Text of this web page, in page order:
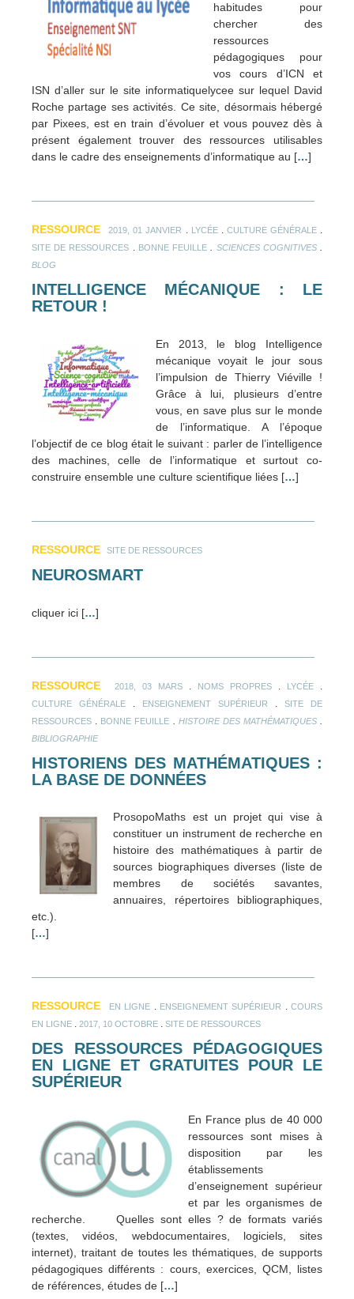
habitudes pour
chercher des
ressources
pédagogiques pour
vos cours d’ICN et
ISN d’aller sur le site informatiquelycee sur lequel David
Roche partage ses activités. Ce site, désormais hébergé
par Pixees, est en train d’évoluer et vous pouvez dès à
présent également trouver des ressources utilisables
dans le cadre des enseignements d’informatique au […]
RESSOURCE 2019, 01 JANVIER LYCÉE. CULTURE GÉNÉRALE.
SITE DE RESSOURCES BONNE FEUILLE SCIENCES COGNITIVES.
BLOG
INTELLIGENCE MÉCANIQUE : LE
RETOUR !
En 2013, le blog Intelligence
mécanique voyait le jour sous
l’impulsion de Thierry Viéville !
Grâce à lui, plusieurs d’entre
vous, en save plus sur le monde
de l’informatique. A l’époque
l’objectif de ce blog était le suivant : parler de l’intelligence
des machines, celle de l’informatique et surtout co-
construire ensemble une culture scientifique liées […]
RESSOURCE SITE DE RESSOURCES
NEUROSMART
cliquer ici […]
RESSOURCE 2018, 03 MARS NOMS PROPRES LYCÉE
CULTURE GÉNÉRALE ENSEIGNEMENT SUPÉRIEUR
SITE DE
RESSOURCES
BONNE FEUILLE HISTOIRE DES MATHÉMATIQUES.
BIBLIOGRAPHIE
HISTORIENS DES MATHÉMATIQUES :
LA BASE DE DONNÉES
ProsopoMaths est un projet qui vise à
constituer un instrument de recherche en
histoire des mathématiques à partir de
sources biographiques diverses (liste de
membres de sociétés savantes,
annuaires, répertoires bibliographiques,
etc.).
[…]
RESSOURCE EN LIGNE ENSEIGNEMENT SUPÉRIEUR
COURS
EN LIGNE
2017, 10 OCTOBRE SITE DE RESSOURCES
DES RESSOURCES PÉDAGOGIQUES
EN LIGNE ET GRATUITES POUR LE
SUPÉRIEUR
En France plus de 40 000
ressources sont mises à
disposition par les
établissements
d’enseignement supérieur
et par les organismes de
recherche. Quelles sont elles ? de formats variés
(textes, vidéos, webdocumentaires, logiciels, sites
internet), traitant de toutes les thématiques, de supports
pédagogiques différents : cours, exercices, QCM, listes
de références, études de […]